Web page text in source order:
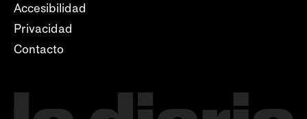
Accesibilidad
Privacidad
Contacto